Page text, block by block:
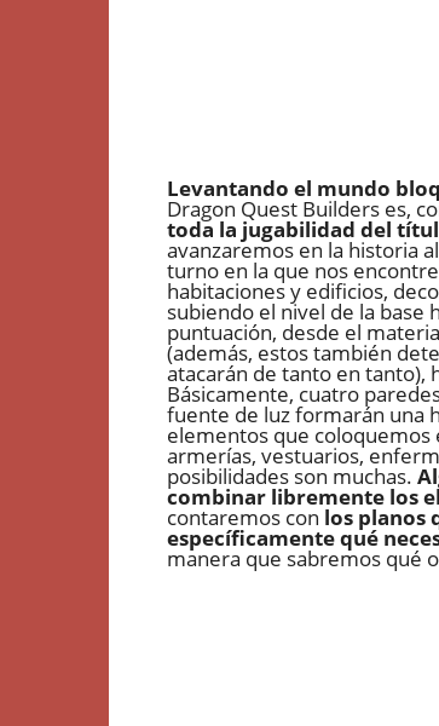
Levantando el mundo
Dragon Quest Builders es,
toda la jugabilidad del
avanzaremos en la historia
turno en la que nos
habitaciones y edificios,
subiendo el nivel de la base
puntuación, desde el
(además, estos también
atacarán de tanto en tanto),
Básicamente, cuatro
fuente de luz formarán una
elementos que
armerías, vestuarios,
posibilidades son muchas.
combinar libremente los
contaremos con los planos
específicamente qué
manera que sabremos qué